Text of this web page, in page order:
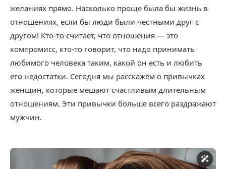
желаниях прямо. Насколько проще была бы жизнь в
отношениях, если бы люди были честными друг с
другом! Кто-то считает, что отношения — это
компромисс, кто-то говорит, что надо принимать
любимого человека таким, какой он есть и любить
его недостатки. Сегодня мы расскажем о привычках
женщин, которые мешают счастливым длительным
отношениям. Эти привычки больше всего раздражают
мужчин.